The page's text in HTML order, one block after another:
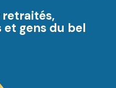
retraités,
et gens du bel